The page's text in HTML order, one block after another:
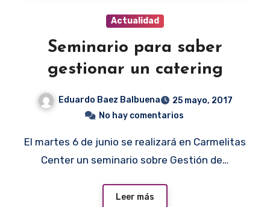
Actualidad
Seminario para saber
gestionar un catering
Eduardo Baez Balbuena
25 mayo, 2017
No hay comentarios
El martes 6 de junio se realizará en Carmelitas
Center un seminario sobre Gestión de…
Leer más